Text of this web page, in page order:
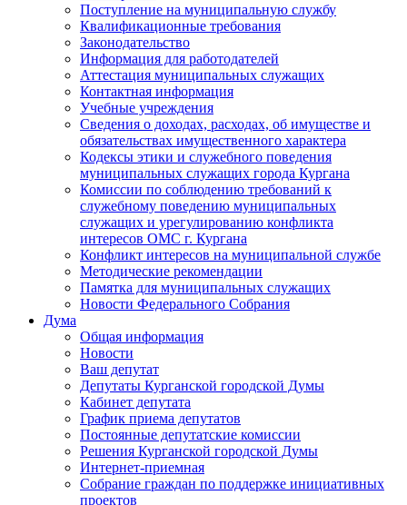
Поступление на муниципальную службу
Квалификационные требования
Законодательство
Информация для работодателей
Аттестация муниципальных служащих
Контактная информация
Учебные учреждения
Сведения о доходах, расходах, об имуществе и
обязательствах имущественного характера
Кодексы этики и служебного поведения
муниципальных служащих города Кургана
Комиссии по соблюдению требований к
служебному поведению муниципальных
служащих и урегулированию конфликта
интересов ОМС г. Кургана
Конфликт интересов на муниципальной службе
Методические рекомендации
Памятка для муниципальных служащих
Новости Федерального Cобрания
Дума
Общая информация
Новости
Ваш депутат
Депутаты Курганской городской Думы
Кабинет депутата
График приема депутатов
Постоянные депутатские комиссии
Решения Курганской городской Думы
Интернет-приемная
Собрание граждан по поддержке инициативных
проектов